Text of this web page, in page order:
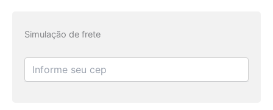
Simulação de frete